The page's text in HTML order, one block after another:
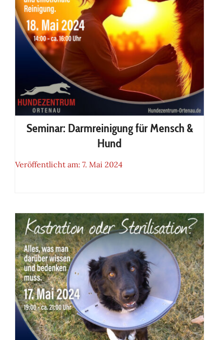
Seminar: Darmreinigung für
Mensch & Hund
Seminar: Darmreinigung für Mensch &
Hund
Veröffentlicht am: 7. Mai 2024